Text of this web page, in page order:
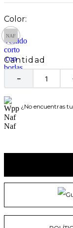
Cantidad
－
¿No encuentras